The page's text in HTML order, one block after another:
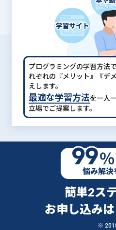
プログラミングの学習方法
れぞれの『メリット』『デ
えします。
最適な学習方法を一人
立場でご提案します。
簡単2ス
お申し込み
※